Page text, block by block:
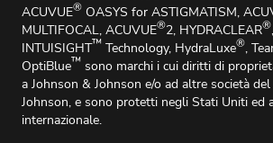
ACUVUE® OASYS for ASTIGMATISM,
MULTIFOCAL, ACUVUE®2, HYDRACLEAR®
INTUISIGHT™ Technology, HydraLuxe®,
OptiBlue™ sono marchi i cui diritti di
a Johnson & Johnson e/o ad altre società
Johnson, e sono protetti negli Stati Uniti ed
internazionale.